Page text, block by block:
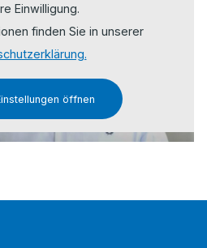
Einwilligung.
finden Sie in unserer
öffnen